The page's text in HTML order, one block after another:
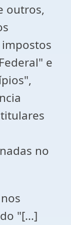
outros,
e
no
"[...]